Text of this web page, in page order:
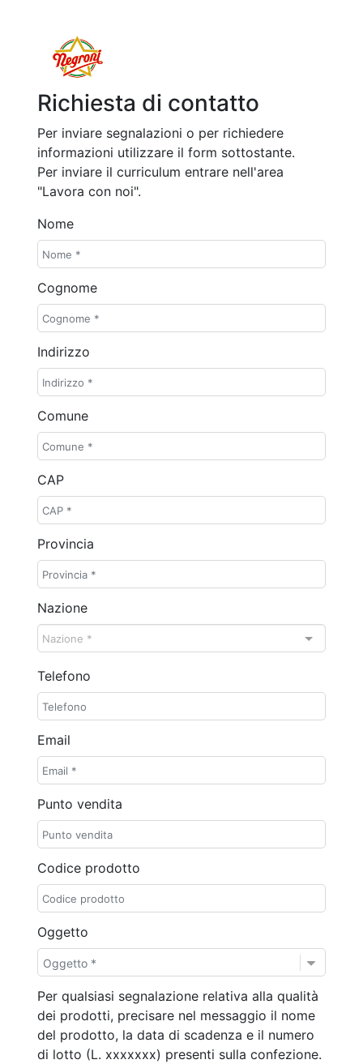
Richiesta di contatto
Per inviare segnalazioni o per richiedere
informazioni utilizzare il form sottostante.
Per inviare il curriculum entrare nell'area
"Lavora con noi".
Nome
Cognome
Indirizzo
Comune
CAP
Provincia
Nazione
Nazione *
Nazione *
Telefono
Email
Punto vendita
Codice prodotto
Oggetto
Oggetto *
Per qualsiasi segnalazione relativa alla qualità
dei prodotti, precisare nel messaggio il nome
del prodotto, la data di scadenza e il numero
di lotto (L. xxxxxxx) presenti sulla confezione.